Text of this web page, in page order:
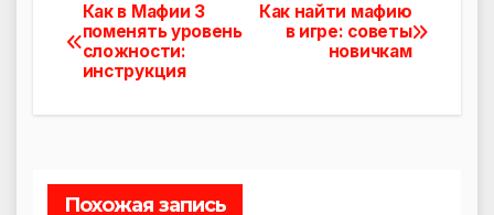
Навигация
по
записям
Как найти мафию
в игре: советы
новичкам
Как в Мафии 3
поменять уровень
сложности:
инструкция
Похожая запись